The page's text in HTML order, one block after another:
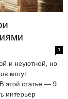
1
и неуютной, но
могут
этой статье — 9
интерьер